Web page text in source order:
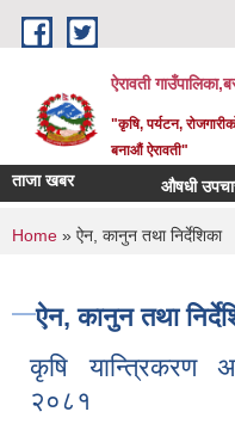
Skip to main content
ऐरावती
"कृषि, पर्यटन,
बनाऔं ऐरावती"
ताजा खबर औषधी उपचार
You are here
Home » ऐन, कानुन तथा निर्देशिका
ऐन, कानुन तथा
कृषि यान्त्रिकरण
२०८१